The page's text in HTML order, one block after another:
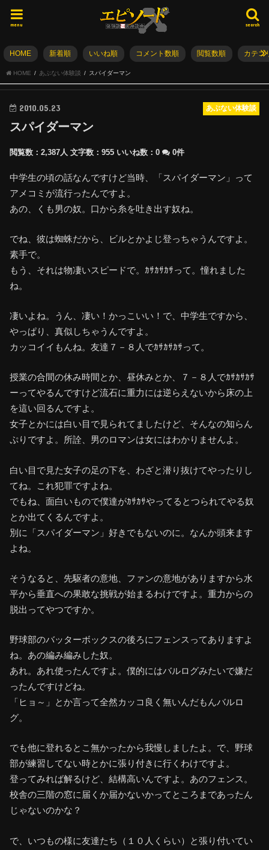
search
menu
HOME 新着順 いいね順 コメント数順 閲覧数順 カテゴ
HOME あぶない体験談 スパイダーマン
あぶない体験談
2010.05.23
スパイダーマン
閲覧数：2,387人 文字数：955 いいね数：0 0件
中学生の頃の話なんですけど当時、「スパイダーマン」って
アメコミが流行ったんですよ。
あの、くも男の奴。口から糸を吐き出す奴ね。
でね、彼は蜘蛛だから、ビルとかよじ登っちゃうんですよ。
素手で。
もう、それは物凄いスピードで。ｶｻｶｻｶｻって。憧れました
ね。
凄いよね。うん、凄い！かっこいい！で、中学生ですから、
やっぱり、真似しちゃうんですよ。
カッコイイもんね。友達７－８人でｶｻｶｻｶｻって。
授業の合間の休み時間とか、昼休みとか、７－８人でｶｻｶｻｶｻ
ーってやるんですけど流石に重力には逆らえないから床の上
を這い回るんですよ。
女子とかには白い目で見られてましたけど、そんなの知らん
ぷりですよ。所詮、男のロマンは女にはわかりませんよ。
白い目で見た女子の足の下を、わざと潜り抜けてやったりし
てね。これ犯罪ですよね。
でもね、面白いもので僕達がｶｻｶｻやってるとつられてやる奴
とか出てくるんですよ。
別に「スパイダーマン」好きでもないのに。なんか頭来ます
よね。
そうなると、先駆者の意地、ファンの意地がありますから水
平から垂直への果敢な挑戦が始まるわけですよ。重力からの
脱出ってやつですか。
野球部のバッターボックスの後ろにフェンスってありますよ
ね。あの編み編みした奴。
あれ。あれ使ったんですよ。僕的にはバルログみたいで嫌だ
ったんですけどね。
「ヒョ～」とか言って全然カッコ良く無いんだもんバルロ
グ。
でも他に登れるとこ無かったから我慢しましたよ。で、野球
部が練習してない時とかに張り付きに行くわけですよ。
登ってみれば解るけど、結構高いんですよ。あのフェンス。
校舎の三階の窓に届くか届かないかってところまであったん
じゃないのかな？
で、いつもの様に友達たち（１０人くらい）と張り付いてい